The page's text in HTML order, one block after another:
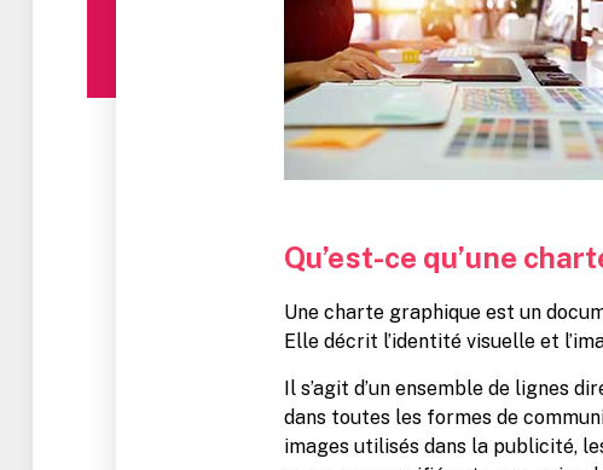
Qu’est-ce qu’une
Une charte graphique est un
Elle décrit l’identité visuelle et
Il s’agit d’un ensemble de lignes
dans toutes les formes de
images utilisés dans la publicité,